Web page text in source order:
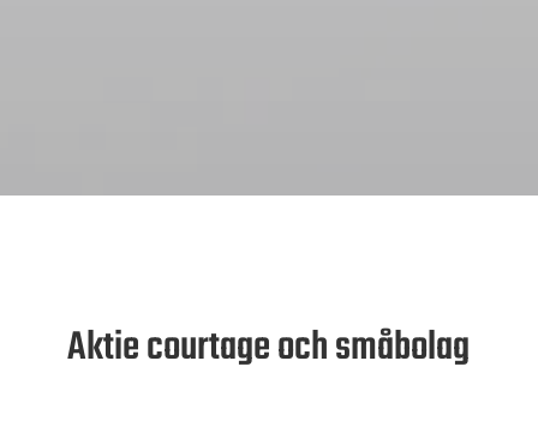
Aktie courtage och småbolag